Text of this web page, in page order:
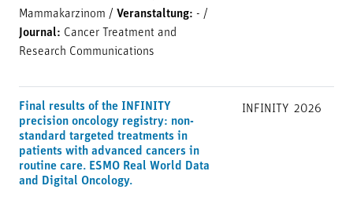
Mammakarzinom / Veranstaltung: - /
Journal: Cancer Treatment and
Research Communications
Final results of the INFINITY
precision oncology registry: non-
standard targeted treatments in
patients with advanced cancers in
routine care. ESMO Real World Data
and Digital Oncology.
INFINITY 2026